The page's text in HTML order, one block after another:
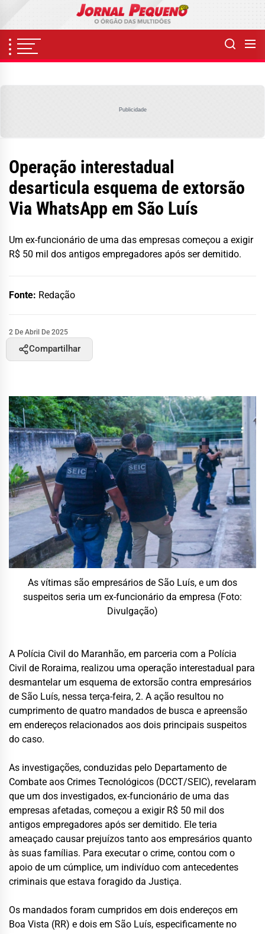
content
Publicidade
Operação interestadual
desarticula esquema de extorsão
Via WhatsApp em São Luís
Um ex-funcionário de uma das empresas começou a exigir
R$ 50 mil dos antigos empregadores após ser demitido.
Fonte: Redação
2 De Abril De 2025
Compartilhar
As vítimas são empresários de São Luís, e um dos
suspeitos seria um ex-funcionário da empresa (Foto:
Divulgação)
A Polícia Civil do Maranhão, em parceria com a Polícia
Civil de Roraima, realizou uma operação interestadual para
desmantelar um esquema de extorsão contra empresários
de São Luís, nessa terça-feira, 2. A ação resultou no
cumprimento de quatro mandados de busca e apreensão
em endereços relacionados aos dois principais suspeitos
do caso.
As investigações, conduzidas pelo Departamento de
Combate aos Crimes Tecnológicos (DCCT/SEIC), revelaram
que um dos investigados, ex-funcionário de uma das
empresas afetadas, começou a exigir R$ 50 mil dos
antigos empregadores após ser demitido. Ele teria
ameaçado causar prejuízos tanto aos empresários quanto
às suas famílias. Para executar o crime, contou com o
apoio de um cúmplice, um indivíduo com antecedentes
criminais que estava foragido da Justiça.
Os mandados foram cumpridos em dois endereços em
Boa Vista (RR) e dois em São Luís, especificamente no